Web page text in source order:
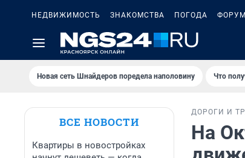
НЕДВИЖИМОСТЬ ЗНАКОМСТВА ПОГОДА
Новая сеть Шнайдеров поредела наполовину Что
ВСЕ НОВОСТИ
Квартиры в новостройках
ДОРОГИ И
На